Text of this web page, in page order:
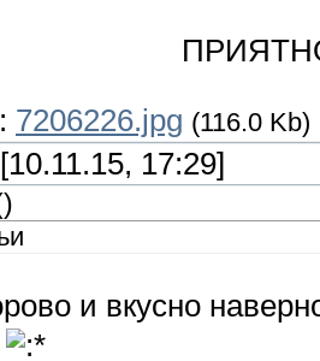
7206226.jpg (116.0 Kb)
17:29]
)
и вкусно